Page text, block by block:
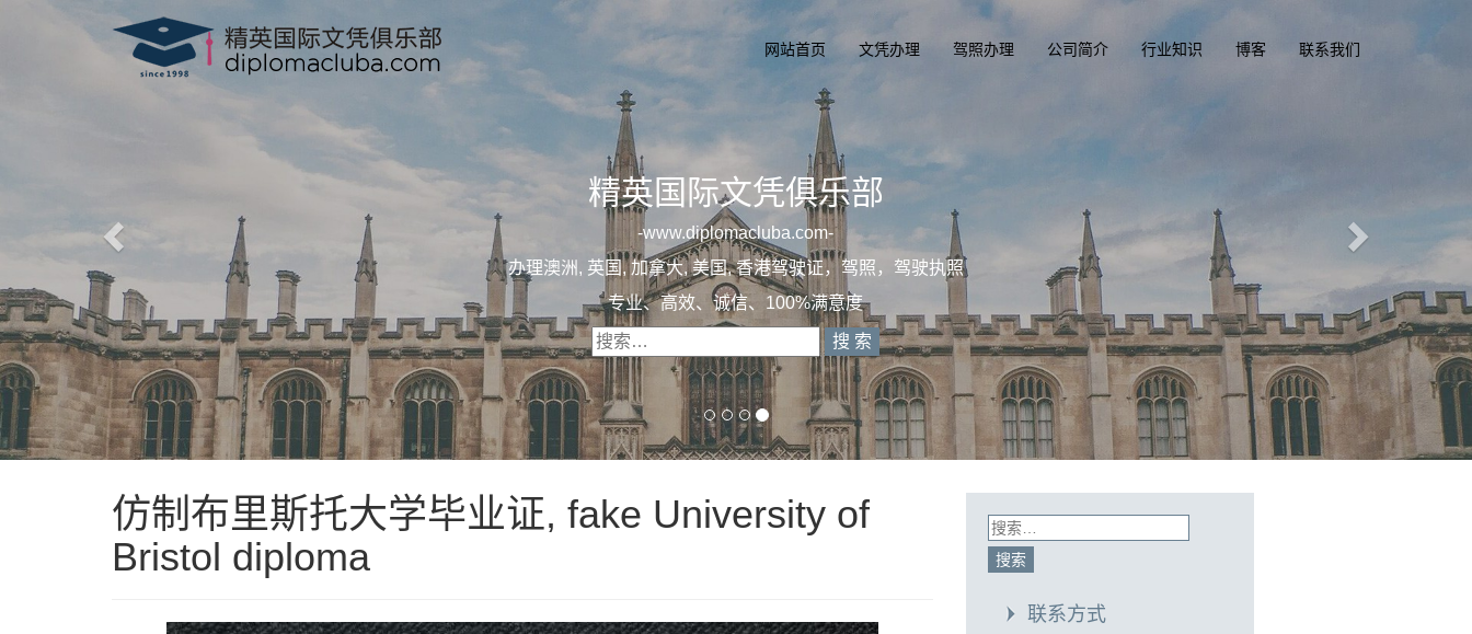
网站首页 文凭办理 驾照办理 公司简介 行业知识 博客 联系我们
精英国际文凭俱乐部
一diplomacluba.com一
办理澳洲, 英国, 加拿大, 美国, 香港驾驶证，驾照，驾驶执照
专业定制澳洲、英国、加拿大、美国驾照
仿制布里斯托大学毕业证, fake University of
Bristol diploma
联系方式